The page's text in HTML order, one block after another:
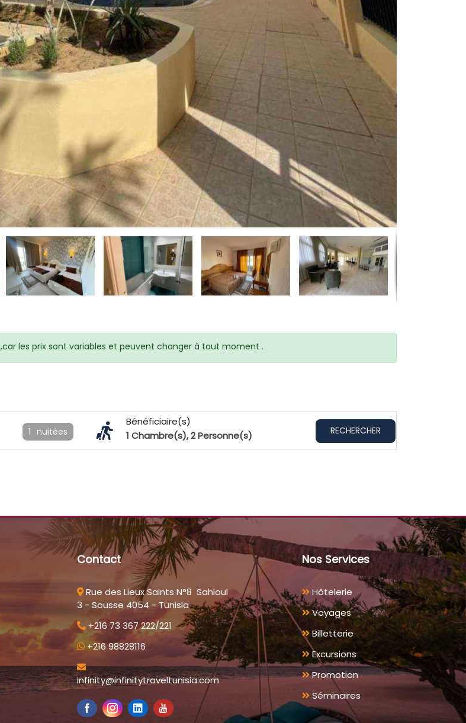
les prix sont variables et peuvent changer à tout moment .
1 nuitées
Bénéficiaire(s)
1 Chambre(s),2Personne(s) RECHERCHER
Contact
Rue des Lieux Saints N°8 Sahloul
3 - Sousse 4054 - Tunisia
+216 73 367 222/221
+216 98828116
infinity@infinitytraveltunisia.com
Nos Services
Hôtelerie
Voyages
Billetterie
Excursions
Promotion
Séminaires